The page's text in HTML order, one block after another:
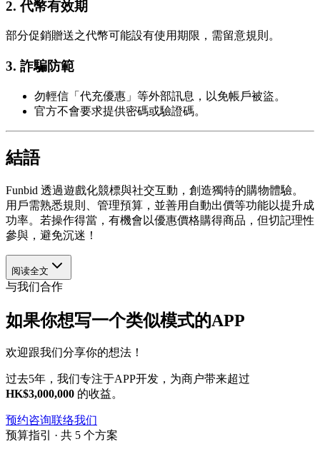
2.代幣有效期
部分促銷贈送之代幣可能設有使用期限，需留意規則。
3. 詐騙防範
勿輕信「代充優惠」等外部訊息，以免帳戶被盜。
官方不會要求提供密碼或驗證碼。
結語
Funbid 透過遊戲化競標與社交互動，創造獨特的購物體驗。
用戶需熟悉規則、管理預算，並善用自動出價等功能以提升成
功率。若操作得當，有機會以優惠價格購得商品，但切記理性
參與，避免沉迷！
阅读全文
与我们合作
如果你想写一个类似模式的APP
欢迎跟我们分享你的想法！
过去5年，我们专注于APP开发，为商户带来超过
HK$3,000,000 的收益。
预约咨询联络我们
预算指引 · 共 5 个方案